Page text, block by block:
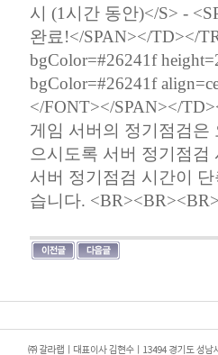
시 (1시간 동안)</S> -
완료!</SPAN></TD></
bgColor=#26241f
bgColor=#26241f
</FONT></SPAN></
게임 서버의 정기점검은
으시도록 서버 정기점
서버 정기점검 시간이
습니다.